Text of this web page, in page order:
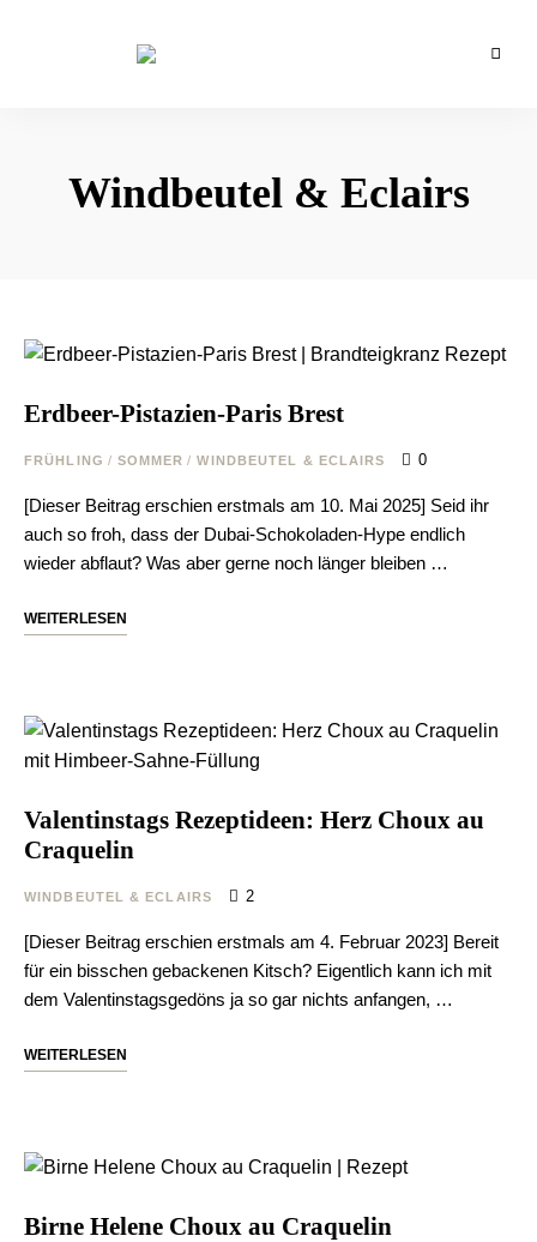
Windbeutel & Eclairs
Erdbeer-Pistazien-Paris Brest
FRÜHLING / SOMMER / WINDBEUTEL & ECLAIRS 0
[Dieser Beitrag erschien erstmals am 10. Mai 2025] Seid ihr
auch so froh, dass der Dubai-Schokoladen-Hype endlich
wieder abflaut? Was aber gerne noch länger bleiben …
WEITERLESEN
Valentinstags Rezeptideen: Herz Choux au
Craquelin
WINDBEUTEL & ECLAIRS 2
[Dieser Beitrag erschien erstmals am 4. Februar 2023] Bereit
für ein bisschen gebackenen Kitsch? Eigentlich kann ich mit
dem Valentinstagsgedöns ja so gar nichts anfangen, …
WEITERLESEN
Birne Helene Choux au Craquelin